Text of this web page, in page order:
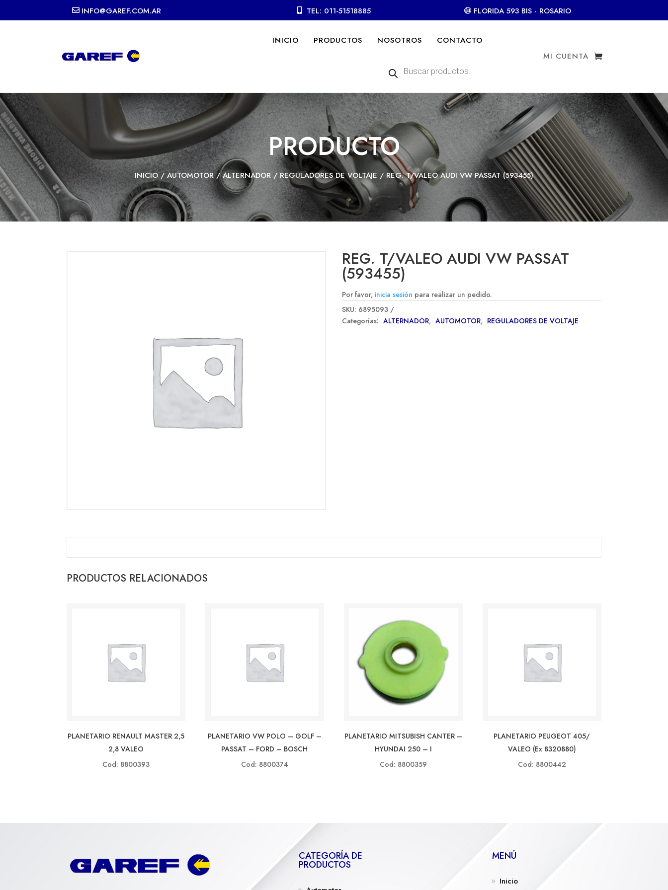
INFO@GAREF.COM.AR TEL: 011-51518885 FLORIDA 593 BIS - ROSARIO
INICIO PRODUCTOS NOSOTROS CONTACTO
productos
MI CUENTA
PRODUCTO
INICIO/AUTOMOTOR/ALTERNADOR/REGULADORES DE VOLTAJE / REG. T/VALEO AUDI VW PASSAT (593455)
REG. T/VALEO AUDI VW PASSAT
(593455)
Por favor, inicia sesión para realizar un pedido.
SKU: 6895093
Categorías: ALTERNADOR, AUTOMOTOR, REGULADORES DE VOLTAJE
PRODUCTOS RELACIONADOS
PLANETARIO RENAULT MASTER 2,5
2,8 VALEO
Cod: 8800393
PLANETARIO VW POLO – GOLF –
PASSAT – FORD – BOSCH
Cod: 8800374
PLANETARIO MITSUBISH CANTER –
HYUNDAI 250 – I
Cod: 8800359
PLANETARIO PEUGEOT 405/
VALEO (ex 8320880)
Cod: 8800442
CATEGORÍA DE
PRODUCTOS
MENÚ
Inicio